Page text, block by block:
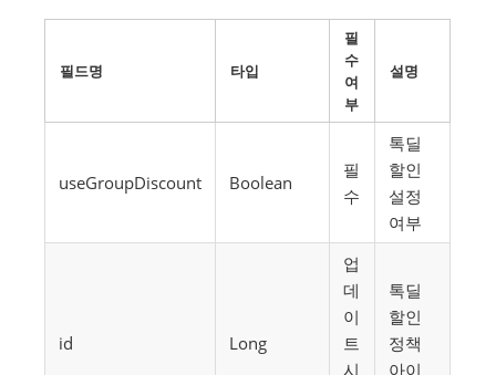
필드명 타입
필
수
여
부
설명
useGroupDiscount Boolean
필
수
톡딜
할인
설정
여부
id Long
업
데
이
트
시
톡딜
할인
정책
아이